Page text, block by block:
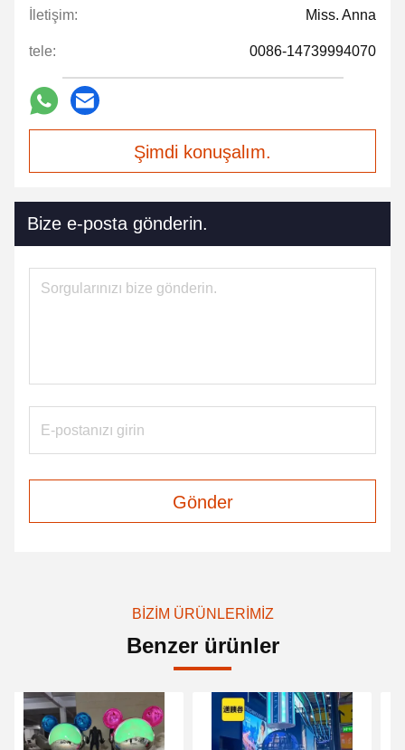
İletişim: Miss. Anna
tele: 0086-14739994070
Şimdi konuşalım.
Bize e-posta gönderin.
Gönder
BIZIM ÜRÜNLERIMIZ
Benzer ürünler